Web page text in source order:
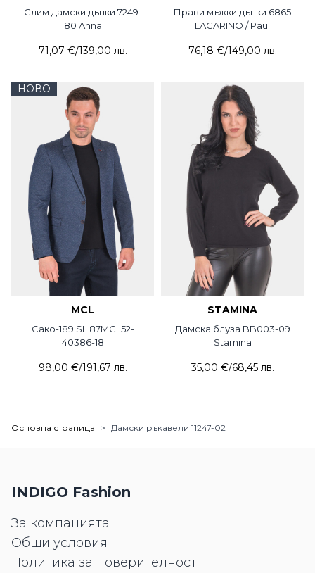
Слим дамски дънки 7249-
80 Anna
71,07 €/139,00 лв.
Прави мъжки дънки 6865
LACARINO / Paul
76,18 €/149,00 лв.
НОВО
MCL
Сако-189 SL 87MCL52-
40386-18
98,00 €/191,67 лв.
STAMINA
Дамска блуза BB003-09
Stamina
35,00 €/68,45 лв.
Основна страница > Дамски ръкавели 11247-02
INDIGO Fashion
За компанията
Общи условия
Политика за поверителност